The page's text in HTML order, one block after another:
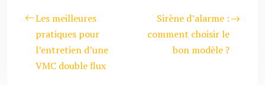
Les meilleures
pratiques pour
l’entretien d’une
VMC double flux
Sirène d’alarme :
comment choisir le
bon modèle ?